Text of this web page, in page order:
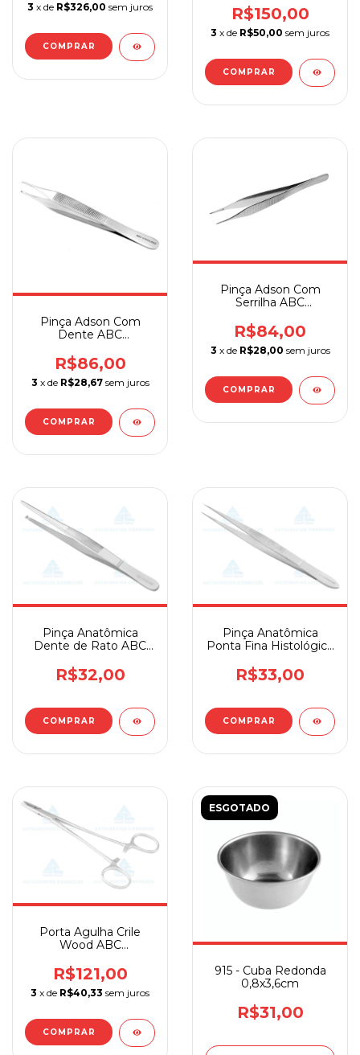
3 x de R$326,00 sem juros R$150,00
3 x de R$50,00 sem juros
COMPRAR
Pinça Adson Com
Dente ABC
Cirúrgicos
R$86,00
3 x de R$28,67 sem juros
COMPRAR
Pinça Adson Com
Serrilha ABC
Cirúrgicos
R$84,00
3 x de R$28,00 sem juros
COMPRAR
Pinça Anatômica
Dente de Rato ABC
Cirúrgicos
R$32,00
COMPRAR
Pinça Anatômica
Ponta Fina Histológica
Cirúrgico
R$33,00
COMPRAR
Porta Agulha Crile
Wood ABC
Cirúrgicos
R$121,00
3 x de R$40,33 sem juros
COMPRAR
ESGOTADO
915 - Cuba Redonda
0,8x3,6cm
R$31,00